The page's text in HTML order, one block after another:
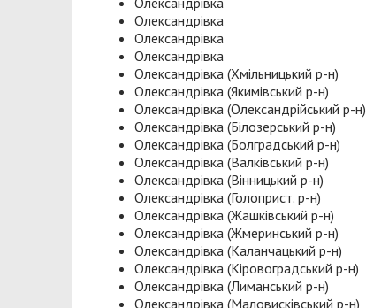
Олександрівка
Олександрівка
Олександрівка
Олександрівка (Хмільницький р-н)
Олександрівка (Якимівський р-н)
Олександрівка (Олександрійський р-н)
Олександрівка (Білозерський р-н)
Олександрівка (Болградський р-н)
Олександрівка (Валківський р-н)
Олександрівка (Вінницький р-н)
Олександрівка (Голоприст. р-н)
Олександрівка (Жашківський р-н)
Олександрівка (Жмеринський р-н)
Олександрівка (Каланчацький р-н)
Олександрівка (Кіровоградський р-н)
Олександрівка (Лиманський р-н)
Олександрівка (Маловисківський р-н)